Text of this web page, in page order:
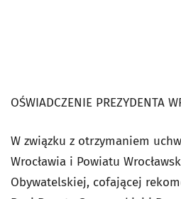
OŚWIADCZENIE PREZYDENTA
W związku z otrzymaniem
Wrocławia i Powiatu
Obywatelskiej, cofającej